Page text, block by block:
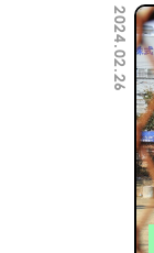
2024.02.26